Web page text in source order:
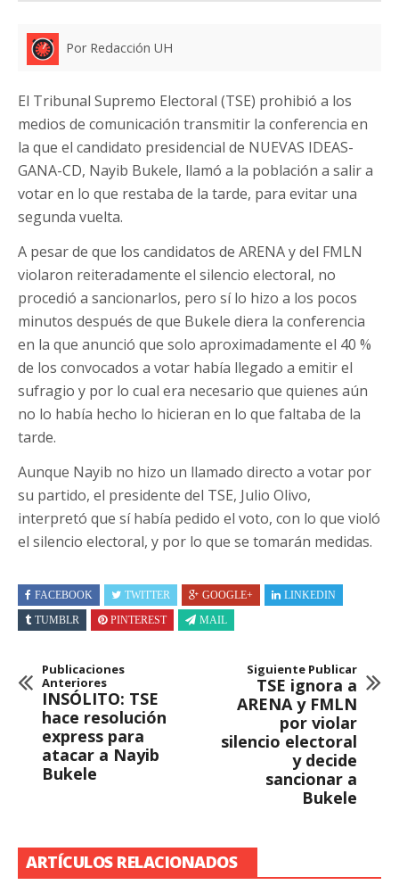
Por Redacción UH
El Tribunal Supremo Electoral (TSE) prohibió a los
medios de comunicación transmitir la conferencia en
la que el candidato presidencial de NUEVAS IDEAS-
GANA-CD, Nayib Bukele, llamó a la población a salir a
votar en lo que restaba de la tarde, para evitar una
segunda vuelta.
A pesar de que los candidatos de ARENA y del FMLN
violaron reiteradamente el silencio electoral, no
procedió a sancionarlos, pero sí lo hizo a los pocos
minutos después de que Bukele diera la conferencia
en la que anunció que solo aproximadamente el 40 %
de los convocados a votar había llegado a emitir el
sufragio y por lo cual era necesario que quienes aún
no lo había hecho lo hicieran en lo que faltaba de la
tarde.
Aunque Nayib no hizo un llamado directo a votar por
su partido, el presidente del TSE, Julio Olivo,
interpretó que sí había pedido el voto, con lo que violó
el silencio electoral, y por lo que se tomarán medidas.
FACEBOOK TWITTER GOOGLE+
LINKEDIN
TUMBLR
PINTEREST MAIL
Publicaciones
Anteriores
INSÓLITO: TSE
hace resolución
express para
atacar a Nayib
Bukele
Siguiente Publicar
TSE ignora a
ARENA y FMLN
por violar
silencio electoral
y decide
sancionar a
Bukele
ARTÍCULOS RELACIONADOS